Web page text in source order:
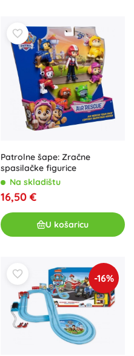
Patrolne šape: Zračne
spasilačke figurice
Na skladištu
16,50 €
U košaricu
-16%